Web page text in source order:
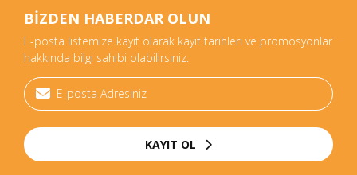
BİZDEN HABERDAR OLUN
E-posta listemize kayıt olarak kayıt tarihleri ve promosyonlar
hakkında bilgi sahibi olabilirsiniz.
KAYIT OL